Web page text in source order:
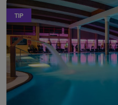
TIP